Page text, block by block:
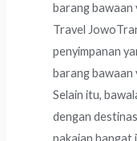
barang bawaan
Travel
penyimpanan
barang
Selain itu,
dengan